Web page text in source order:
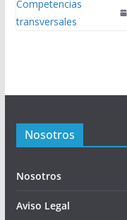
Nosotros
Nosotros
Aviso Legal